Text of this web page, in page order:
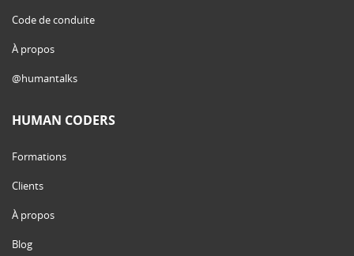
Code de conduite
À propos
@humantalks
HUMAN CODERS
Formations
Clients
À propos
Blog